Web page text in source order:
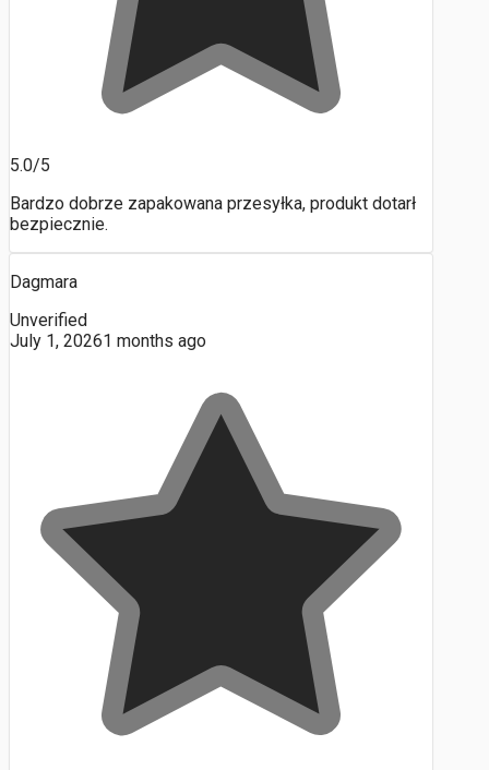
5.0/5
Bardzo dobrze zapakowana przesyłka, produkt dotarł
bezpiecznie.
Dagmara
Unverified
July 1, 20261 months ago